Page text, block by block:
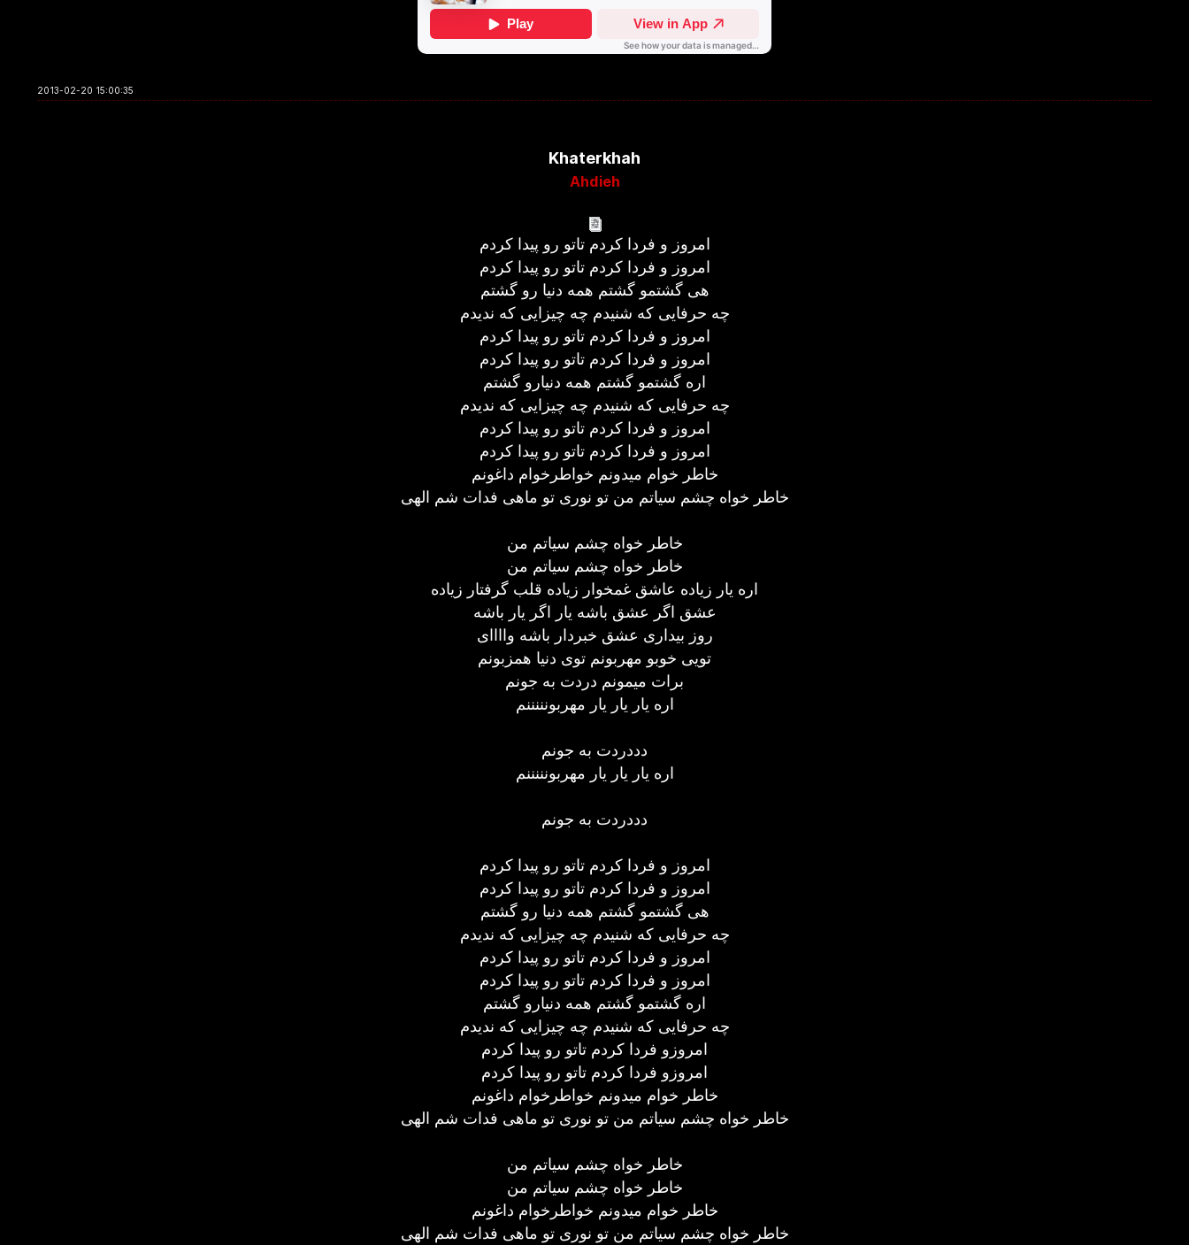
2013-02-20 15:00:35
Khaterkhah
Ahdieh
امروز و فردا کردم تاتو رو پیدا کردم
امروز و فردا کردم تاتو رو پیدا کردم
هی گشتمو گشتم همه دنیا رو گشتم
چه حرفایی که شنیدم چه چیزایی که ندیدم
امروز و فردا کردم تاتو رو پیدا کردم
امروز و فردا کردم تاتو رو پیدا کردم
اره گشتمو گشتم همه دنیارو گشتم
چه حرفایی که شنیدم چه چیزایی که ندیدم
امروز و فردا کردم تاتو رو پیدا کردم
امروز و فردا کردم تاتو رو پیدا کردم
خاطر خوام میدونم خواطرخوام داغونم
خاطر خواه چشم سیاتم من تو نوری تو ماهی فدات شم الهی
خاطر خواه چشم سیاتم من
خاطر خواه چشم سیاتم من
اره یار زیاده عاشق غمخوار زیاده قلب گرفتار زیاده
عشق اگر عشق باشه یار اگر یار باشه
روز بیداری عشق خبردار باشه واااای
تویی خوبو مهربونم توی دنیا همزبونم
برات میمونم دردت به جونم
اره یار یار یار مهربونننننم
دددردت به جونم
اره یار یار یار مهربونننننم
دددردت به جونم
امروز و فردا کردم تاتو رو پیدا کردم
امروز و فردا کردم تاتو رو پیدا کردم
هی گشتمو گشتم همه دنیا رو گشتم
چه حرفایی که شنیدم چه چیزایی که ندیدم
امروز و فردا کردم تاتو رو پیدا کردم
امروز و فردا کردم تاتو رو پیدا کردم
اره گشتمو گشتم همه دنیارو گشتم
چه حرفایی که شنیدم چه چیزایی که ندیدم
امروزو فردا کردم تاتو رو پیدا کردم
امروزو فردا کردم تاتو رو پیدا کردم
خاطر خوام میدونم خواطرخوام داغونم
خاطر خواه چشم سیاتم من تو نوری تو ماهی فدات شم الهی
خاطر خواه چشم سیاتم من
خاطر خواه چشم سیاتم من
خاطر خوام میدونم خواطرخوام داغونم
خاطر خواه چشم سیاتم من تو نوری تو ماهی فدات شم الهی